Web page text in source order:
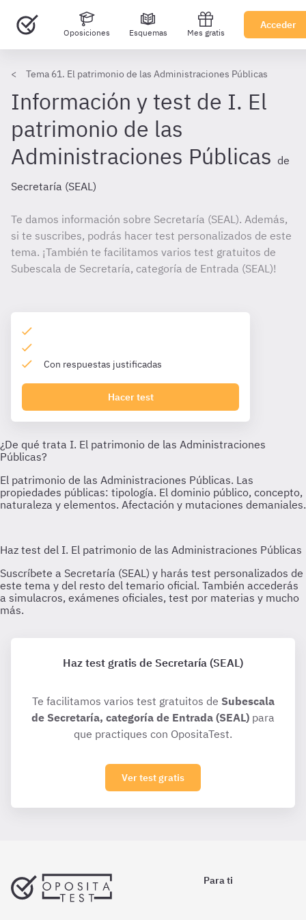
Oposiciones Esquemas Mes gratis
Acceder
Tema 61. El patrimonio de las Administraciones Públicas
Información y test de I. El
patrimonio de las
Administraciones Públicas de
Secretaría (SEAL)
Te damos información sobre Secretaría (SEAL). Además,
si te suscribes, podrás hacer test personalizados de este
tema. ¡También te facilitamos varios test gratuitos de
Subescala de Secretaría, categoría de Entrada (SEAL)!
Con respuestas justificadas
Hacer test
Haz test gratis de Secretaría (SEAL)
Te facilitamos varios test gratuitos de Subescala
de Secretaría, categoría de Entrada (SEAL) para
que practiques con OpositaTest.
Ver test gratis
Para ti